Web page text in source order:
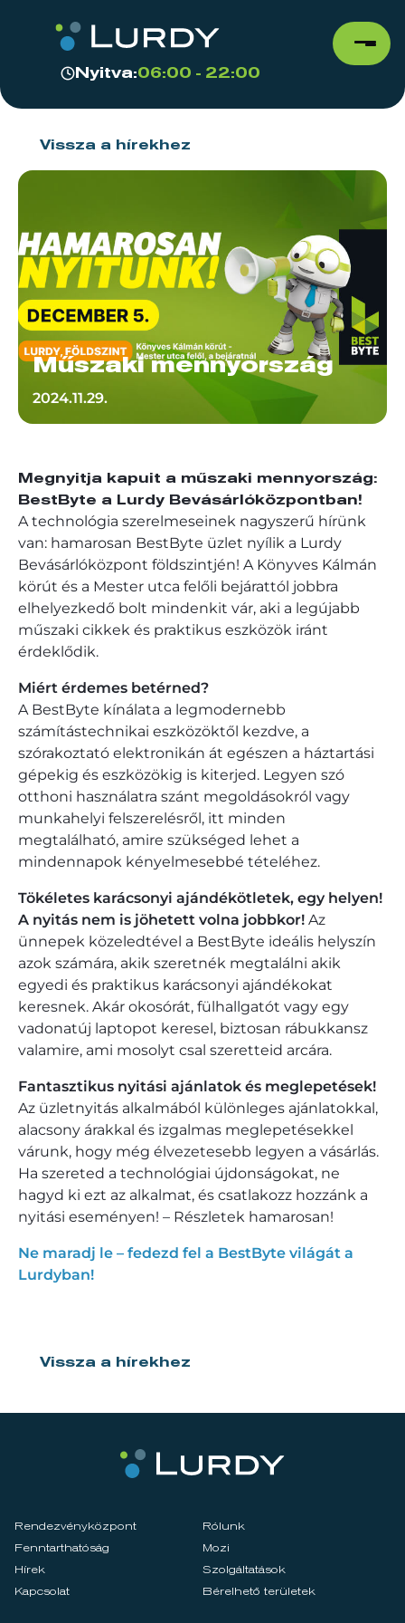
Nyitva:06:00 - 22:00
Vissza a hírekhez
Műszaki mennyország
2024.11.29.
Megnyitja kapuit a műszaki mennyország:
BestByte a Lurdy Bevásárlóközpontban!
A technológia szerelmeseinek nagyszerű hírünk
van: hamarosan BestByte üzlet nyílik a Lurdy
Bevásárlóközpont földszintjén! A Könyves Kálmán
körút és a Mester utca felőli bejárattól jobbra
elhelyezkedő bolt mindenkit vár, aki a legújabb
műszaki cikkek és praktikus eszközök iránt
érdeklődik.
Miért érdemes betérned?
A BestByte kínálata a legmodernebb
számítástechnikai eszközöktől kezdve, a
szórakoztató elektronikán át egészen a háztartási
gépekig és eszközökig is kiterjed. Legyen szó
otthoni használatra szánt megoldásokról vagy
munkahelyi felszerelésről, itt minden
megtalálható, amire szükséged lehet a
mindennapok kényelmesebbé tételéhez.
Tökéletes karácsonyi ajándékötletek, egy helyen!
A nyitás nem is jöhetett volna jobbkor! Az
ünnepek közeledtével a BestByte ideális helyszín
azok számára, akik szeretnék megtalálni akik
egyedi és praktikus karácsonyi ajándékokat
keresnek. Akár okosórát, fülhallgatót vagy egy
vadonatúj laptopot keresel, biztosan rábukkansz
valamire, ami mosolyt csal szeretteid arcára.
Fantasztikus nyitási ajánlatok és meglepetések!
Az üzletnyitás alkalmából különleges ajánlatokkal,
alacsony árakkal és izgalmas meglepetésekkel
várunk, hogy még élvezetesebb legyen a vásárlás.
Ha szereted a technológiai újdonságokat, ne
hagyd ki ezt az alkalmat, és csatlakozz hozzánk a
nyitási eseményen! – Részletek hamarosan!
Ne maradj le – fedezd fel a BestByte világát a
Lurdyban!
Vissza a hírekhez
Rendezvényközpont
Rólunk
Fenntarthatóság
Mozi
Hírek
Szolgáltatások
Kapcsolat
Bérelhető területek